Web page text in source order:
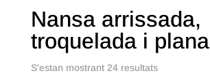
Nansa arrissada,
troquelada i plana
S'estan mostrant 24 resultats